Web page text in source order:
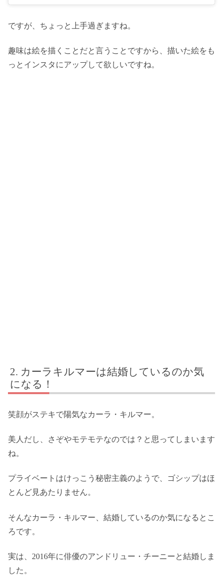
ですが、ちょっと上手過ぎますね。
趣味は絵を描くことだと言うことですから、描いた絵をも
っとインスタにアップして欲しいですね。
カーラキルマーは結婚しているのか気
になる！
笑顔がステキで陽気なカーラ・キルマー。
美人だし、さぞやモテモテなのでは？と思ってしまいます
ね。
プライベートはけっこう秘密主義のようで、ゴシップはほ
とんど見あたりません。
そんなカーラ・キルマー、結婚しているのか気になるとこ
ろです。
実は、2016年に俳優のアンドリュー・チーニーと結婚しま
した。